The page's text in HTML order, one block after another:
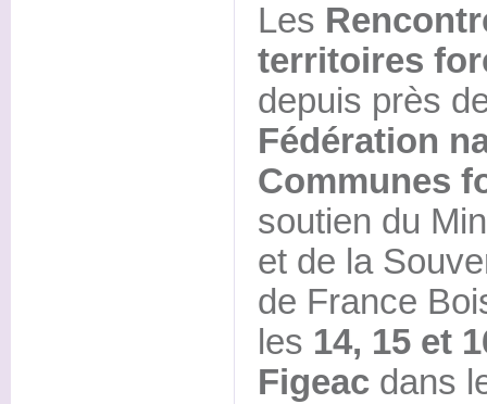
Les
territoires
depuis près
Fédération
Communes
soutien du
et de la
de France
les 14, 15 et
Figeacdans